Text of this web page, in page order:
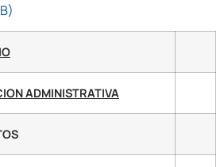
ADMINISTRATIVA